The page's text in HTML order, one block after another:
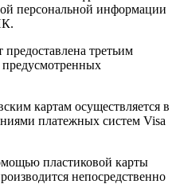
персональной информации
третьим
картам осуществляется в
платежных систем Visa
пластиковой карты
непосредственно